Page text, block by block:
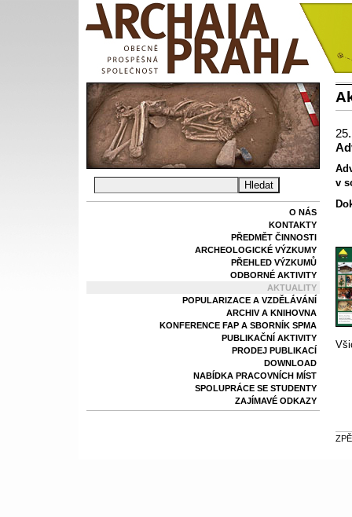
v
O NÁS
KONTAKTY
PŘEDMĚT ČINNOSTI
ARCHEOLOGICKÉ VÝZKUMY
PŘEHLED VÝZKUMŮ
ODBORNÉ AKTIVITY
AKTUALITY
POPULARIZACE A VZDĚLÁVÁNÍ
ARCHIV A KNIHOVNA
KONFERENCE FAP A SBORNÍK SPMA
PUBLIKAČNÍ AKTIVITY
PRODEJ PUBLIKACÍ
DOWNLOAD
NABÍDKA PRACOVNÍCH MÍST
SPOLUPRÁCE SE STUDENTY
ZAJÍMAVÉ ODKAZY